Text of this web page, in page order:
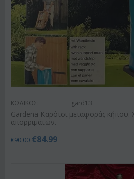
ΚΩΔΙΚΟΣ: gard13
Gardena Καρότσι μεταφοράς κήπου.
απορριμάτων.
€90.00 €84.99